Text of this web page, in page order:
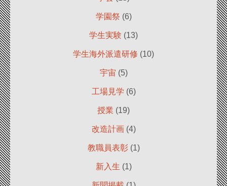
学園祭 (6)
学生実験 (13)
学生海外派遣研修 (10)
宇宙 (5)
工場見学 (6)
授業 (19)
改造計画(4)
教職員表彰(1)
新入生 (1)